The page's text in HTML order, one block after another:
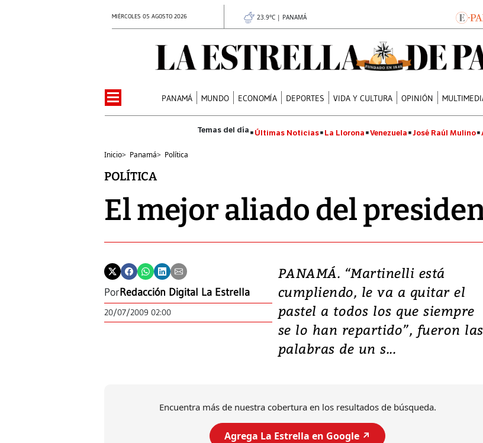
MIÉRCOLES 05 AGOSTO 2026 23.9°C | PANAMÁ
PANAMÁ MUNDO ECONOMÍA DEPORTES VIDA Y CULTURA OPINIÓN
Últimas Noticias La Llorona Venezuela José Raúl Mulino
Inicio> Panamá> Política
POLÍTICA
El mejor aliado del
PorRedacción Digital La Estrella
20/07/2009 02:00
PANAMÁ. “Martinelli está
cumpliendo, le va a quitar el
pastel a todos los que siempre
se lo han repartido”, fueron las
palabras de un s...
Encuentra más de nuestra cobertura en los resultados de búsqueda.
Agrega La Estrella en Google ↗️
Video, Japón: Terremoto
deja heridos y graves
daños en Kumamoto